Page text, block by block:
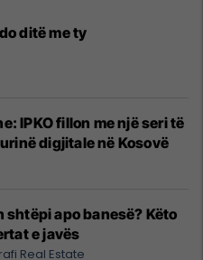
ditë me ty
IPKO fillon me një seri të
digjitale në Kosovë
shtëpi apo banesë? Këto
e javës
Real Estate